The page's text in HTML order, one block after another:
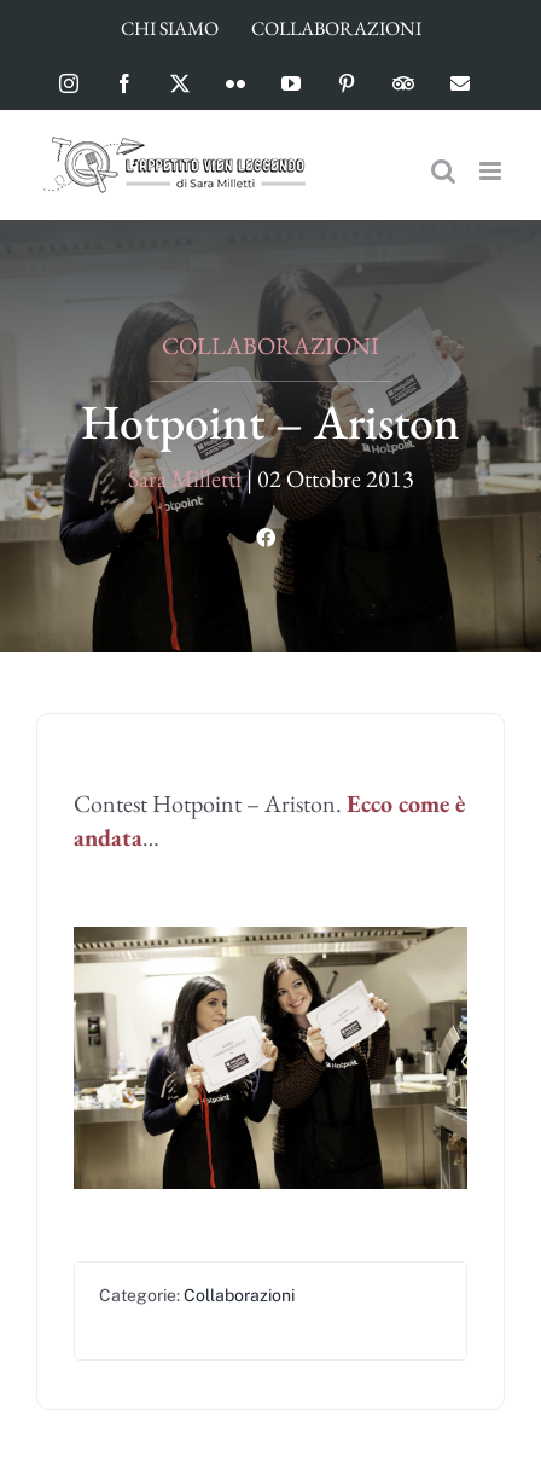
contenuto
CHI SIAMO COLLABORAZIONI
InstagramFacebook Flickr YouTube PinterestTripAdvisor
Email
COLLABORAZIONI
Hotpoint – Ariston
Sara Milletti|02 Ottobre 2013
Contest Hotpoint – Ariston.Ecco come è
andata…
Categorie:Collaborazioni